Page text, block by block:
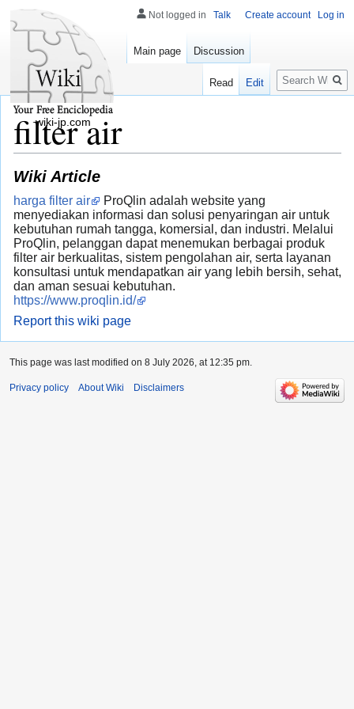
filter air
Wiki Article
harga filter air
ProQlin adalah website yang
menyediakan informasi dan solusi penyaringan air untuk
kebutuhan rumah tangga, komersial, dan industri. Melalui
ProQlin, pelanggan dapat menemukan berbagai produk
filter air berkualitas, sistem pengolahan air, serta layanan
konsultasi untuk mendapatkan air yang lebih bersih, sehat,
dan aman sesuai kebutuhan.
https://www.proqlin.id/
Report this wiki page
Not logged in Talk Create account Log in
Main page Discussion
Read Edit
Search
wiki-jp.com
This page was last modified on 8 July 2026, at 12:35 pm.
Privacy policy About Wiki Disclaimers